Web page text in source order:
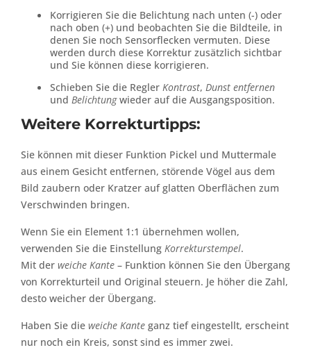
Korrigieren Sie die Belichtung nach unten (-) oder
nach oben (+) und beobachten Sie die Bildteile, in
denen Sie noch Sensorflecken vermuten. Diese
werden durch diese Korrektur zusätzlich sichtbar
und Sie können diese korrigieren.
Schieben Sie die Regler Kontrast, Dunst entfernen
und Belichtungwieder auf die Ausgangsposition.
Weitere Korrekturtipps:
Sie können mit dieser Funktion Pickel und Muttermale
aus einem Gesicht entfernen, störende Vögel aus dem
Bild zaubern oder Kratzer auf glatten Oberflächen zum
Verschwinden bringen.
Wenn Sie ein Element 1:1 übernehmen wollen,
verwenden Sie die Einstellung Korrekturstempel.
Mit der weiche Kante – Funktion können Sie den Übergang
von Korrekturteil und Original steuern. Je höher die Zahl,
desto weicher der Übergang.
Haben Sie die weiche Kante ganz tief eingestellt, erscheint
nur noch ein Kreis, sonst sind es immer zwei.